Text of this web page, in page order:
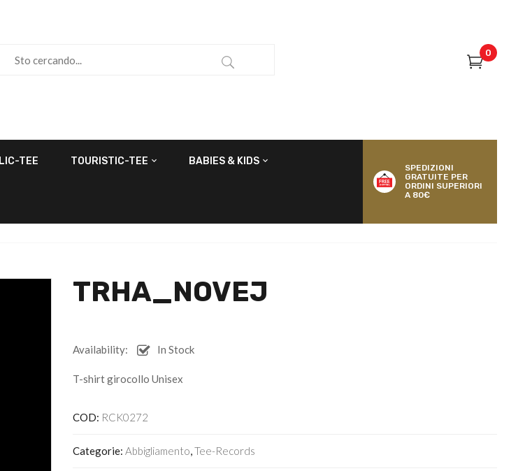
0
TEE TOURISTIC-TEE BABIES & KIDS
SPEDIZIONI
GRATUITE PER
ORDINI SUPERIORI
A 80€
TRHA_NOVEJ
Availability: In Stock
T-shirt girocollo Unisex
COD: RCK0272
Categorie: Abbigliamento,Tee-Records